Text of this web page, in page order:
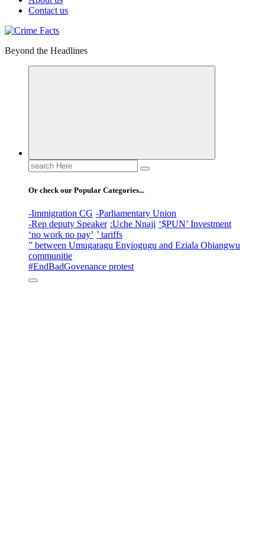
Contact us
Beyond the Headlines
Search
for:
Or check our Popular Categories...
-Immigration CG -Parliamentary Union
-Rep deputy Speaker :Uche Nnaji ‘$PUN’ Investment
‘no work no pay’ ’ tariffs
” between Umugaragu Enyiogugu and Eziala Obiangwu
communitie
#EndBadGovenance protest